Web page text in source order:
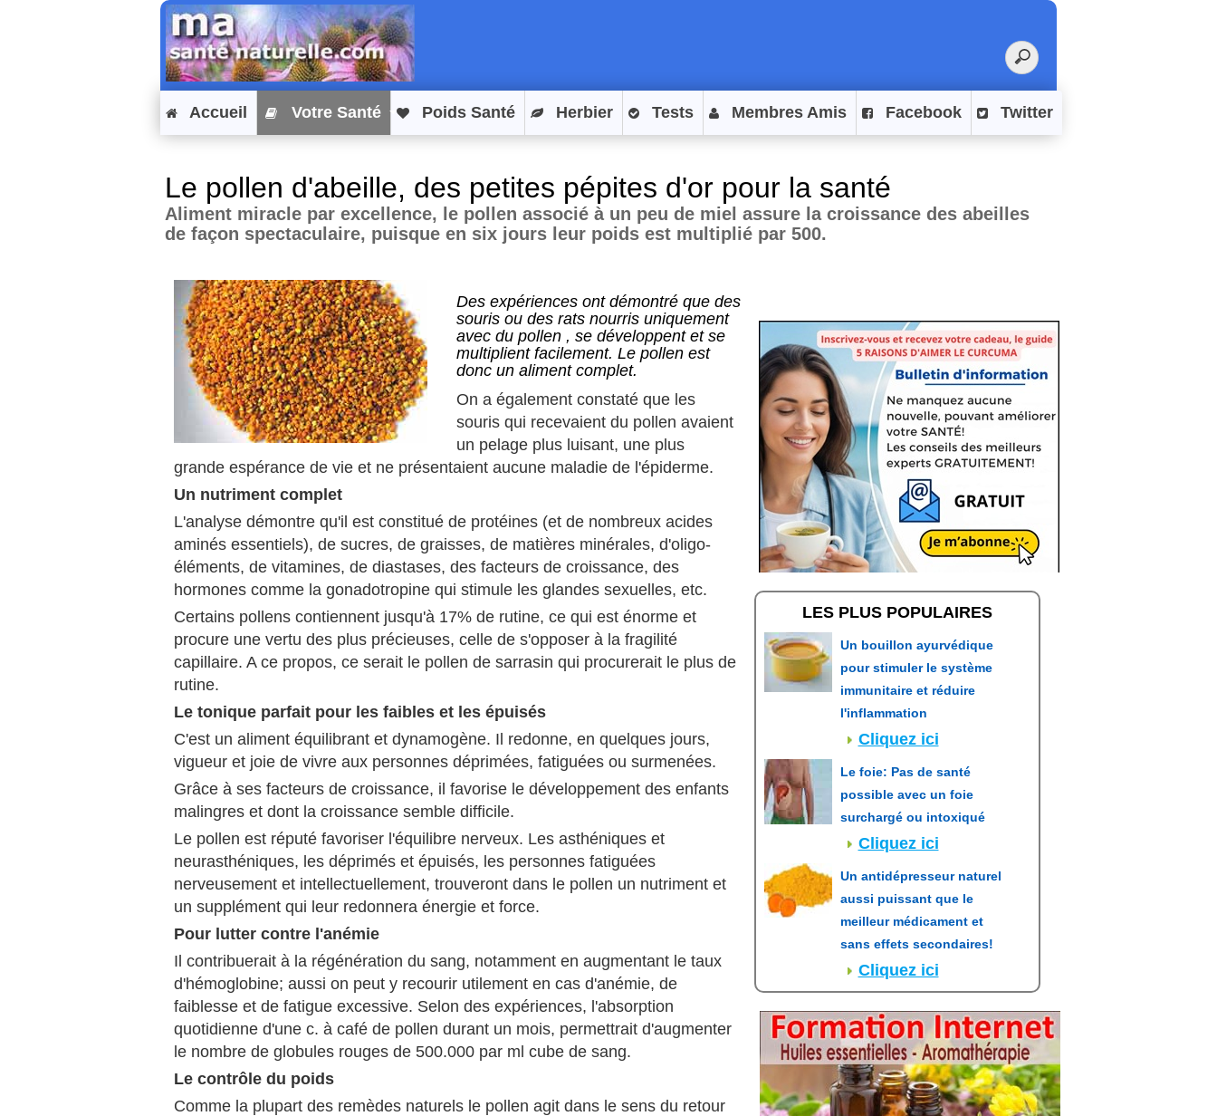
Accueil Votre Santé Poids Santé Herbier Tests Membres Amis Facebook Twitter
Le pollen d'abeille, des petites pépites d'or pour la santé
Aliment miracle par excellence, le pollen associé à un peu de miel assure la croissance des abeilles
de façon spectaculaire, puisque en six jours leur poids est multiplié par 500.
Des expériences ont démontré que des
souris ou des rats nourris uniquement
avec du pollen , se développent et se
multiplient facilement. Le pollen est
donc un aliment complet.
On a également constaté que les
souris qui recevaient du pollen avaient
un pelage plus luisant, une plus
grande espérance de vie et ne présentaient aucune maladie de l'épiderme.
Un nutriment complet
L'analyse démontre qu'il est constitué de protéines (et de nombreux acides
aminés essentiels), de sucres, de graisses, de matières minérales, d'oligo-
éléments, de vitamines, de diastases, des facteurs de croissance, des
hormones comme la gonadotropine qui stimule les glandes sexuelles, etc.
Certains pollens contiennent jusqu'à 17% de rutine, ce qui est énorme et
procure une vertu des plus précieuses, celle de s'opposer à la fragilité
capillaire. A ce propos, ce serait le pollen de sarrasin qui procurerait le plus de
rutine.
Le tonique parfait pour les faibles et les épuisés
C'est un aliment équilibrant et dynamogène. Il redonne, en quelques jours,
vigueur et joie de vivre aux personnes déprimées, fatiguées ou surmenées.
Grâce à ses facteurs de croissance, il favorise le développement des enfants
malingres et dont la croissance semble difficile.
Le pollen est réputé favoriser l'équilibre nerveux. Les asthéniques et
neurasthéniques, les déprimés et épuisés, les personnes fatiguées
nerveusement et intellectuellement, trouveront dans le pollen un nutriment et
un supplément qui leur redonnera énergie et force.
Pour lutter contre l'anémie
Il contribuerait à la régénération du sang, notamment en augmentant le taux
d'hémoglobine; aussi on peut y recourir utilement en cas d'anémie, de
faiblesse et de fatigue excessive. Selon des expériences, l'absorption
quotidienne d'une c. à café de pollen durant un mois, permettrait d'augmenter
le nombre de globules rouges de 500.000 par ml cube de sang.
Le contrôle du poids
Comme la plupart des remèdes naturels le pollen agit dans le sens du retour
LES PLUS POPULAIRES
Un bouillon ayurvédique
pour stimuler le système
immunitaire et réduire
l'inflammation
Cliquez ici
Le foie: Pas de santé
possible avec un foie
surchargé ou intoxiqué
Cliquez ici
Un antidépresseur naturel
aussi puissant que le
meilleur médicament et
sans effets secondaires!
Cliquez ici